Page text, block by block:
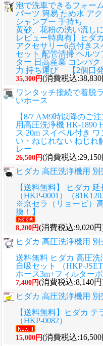
泡で洗車できるフォー
パーツ 簡易 ため水 ア
シャンプー 手持ち
黄砂、花粉の洗い流しに
レビュー特典有】ヒダ
アクセサリー6点付き
セット 配管清掃 ヘル
ター 日高産業 コンパ
力 持ち運び 【2個口発
35,300円(消費税込
ワンタッチ接続で着脱
いホース
【8/7 AM9時以降のご
用高圧洗浄機 HK-1890
ス 20m スイベル付き
い・ねじれない ねじれ
レー
26,500円(消費税込
ヒダカ 高圧洗浄機用
【送料無料】 ヒダカ
（HKP-0001）（
※京セラ（リョービ）
換！】
8,200円(消費税込:9,020
ヒダカ 高圧洗浄機用
送料無料 ヒダカ 高圧
自吸セット （HKP-
ホース3m+フィルターボ
7,400円(消費税込:8,140
ヒダカ 高圧洗浄機用
【送料無料】ヒダカ
（HKP-0082）
15,000円(消費税込